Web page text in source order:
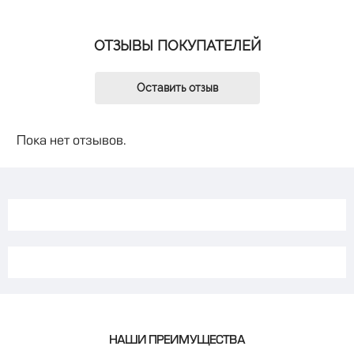
ОТЗЫВЫ ПОКУПАТЕЛЕЙ
Оставить отзыв
Пока нет отзывов.
НАШИ ПРЕИМУЩЕСТВА